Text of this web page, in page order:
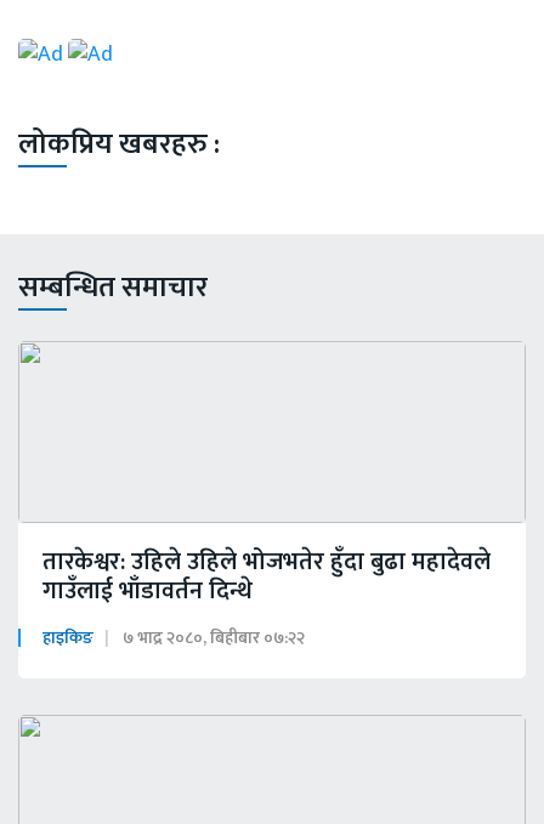
लोकप्रिय खबरहरु :
सम्बन्धित समाचार
तारकेश्वर: उहिले उहिले भोजभतेर हुँदा बुढा महादेवले
गाउँलाई भाँडावर्तन दिन्थे
हाइकिङ ७ भाद्र २०८०, बिहीबार ०७:२२